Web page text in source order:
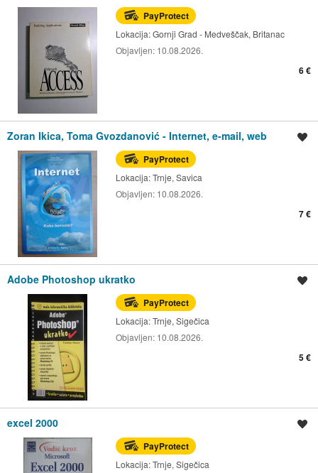
PayProtect
Lokacija:Gornji Grad - Medveščak, Britanac
Objavljen: 10.08.2026.
6 €
Zoran Ikica, Toma Gvozdanović - Internet, e-mail, web
PayProtect
Lokacija:Trnje, Savica
Objavljen: 10.08.2026.
7 €
Adobe Photoshop ukratko
PayProtect
Lokacija:Trnje, Sigečica
Objavljen: 10.08.2026.
5 €
excel 2000
PayProtect
Lokacija:Trnje, Sigečica